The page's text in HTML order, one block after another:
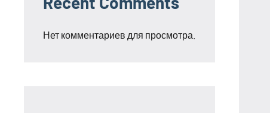
Нет комментариев для просмотра.